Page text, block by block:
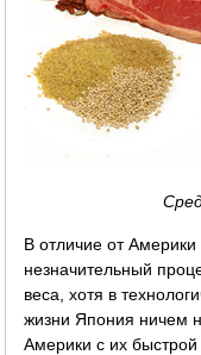
В отличие от Америки
незначительный
веса, хотя в
жизни Япония ничем
Америки с их быстрой